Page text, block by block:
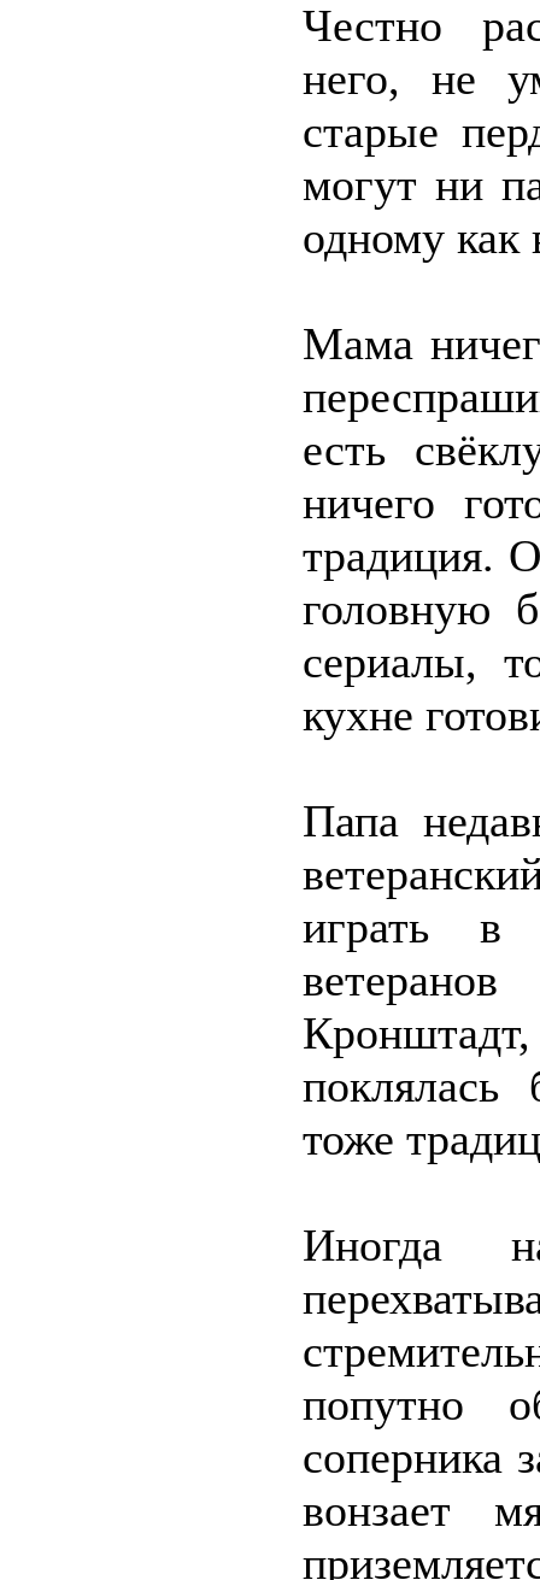
Честно
него, не
старые
могут ни
одному как
Мама
есть
ничего
традиция.
головную
сериалы,
кухне
Папа
играть
тоже
Иногда
попутно
соперника
вонзает